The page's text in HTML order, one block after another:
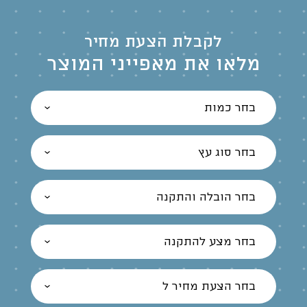
לקבלת הצעת מחיר
מלאו את מאפייני המוצר
בחר כמות
בחר סוג עץ
בחר הובלה והתקנה
בחר מצע להתקנה
בחר הצעת מחיר ל